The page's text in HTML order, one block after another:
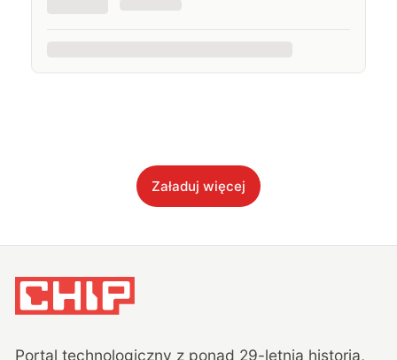
Załaduj więcej
Portal technologiczny z ponad 29-letnią historią,